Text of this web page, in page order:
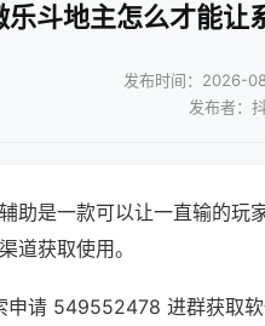
乐斗地主怎么才能让
发布时间：2026-
发布者：
助是一款可以让一直输的玩
道获取使用。
申请 549552478 进群获取